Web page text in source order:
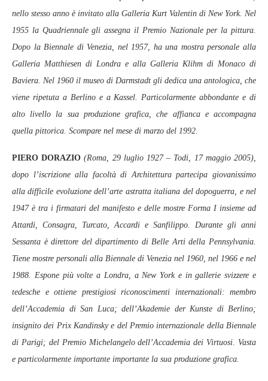
nello stesso anno è invitato alla Galleria Kurt Valentin di New York. Nel
1955 la Quadriennale gli assegna il Premio Nazionale per la pittura.
Dopo la Biennale di Venezia, nel 1957, ha una mostra personale alla
Galleria Matthiesen di Londra e alla Galleria Klihm di Monaco di
Baviera. Nel 1960 il museo di Darmstadt gli dedica una antologica, che
viene ripetuta a Berlino e a Kassel. Particolarmente abbondante e di
alto livello la sua produzione grafica, che affianca e accompagna
quella pittorica. Scompare nel mese di marzo del 1992.
PIERO DORAZIO (Roma, 29 luglio 1927 – Todi, 17 maggio 2005),
dopo l’iscrizione alla facoltà di Architettura partecipa giovanissimo
alla difficile evoluzione dell’arte astratta italiana del dopoguerra, e nel
1947 è tra i firmatari del manifesto e delle mostre Forma I insieme ad
Attardi, Consagra, Turcato, Accardi e Sanfilippo. Durante gli anni
Sessanta è direttore del dipartimento di Belle Arti della Pennsylvania.
Tiene mostre personali alla Biennale di Venezia nel 1960, nel 1966 e nel
1988. Espone più volte a Londra, a New York e in gallerie svizzere e
tedesche e ottiene prestigiosi riconoscimenti internazionali: membro
dell’Accademia di San Luca; dell’Akademie der Kunste di Berlino;
insignito dei Prix Kandinsky e del Premio internazionale della Biennale
di Parigi; del Premio Michelangelo dell’Accademia dei Virtuosi. Vasta
e particolarmente importante importante la sua produzione grafica.